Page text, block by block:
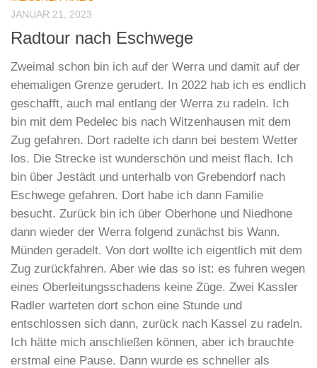
JANUAR 21, 2023
Radtour nach Eschwege
Zweimal schon bin ich auf der Werra und damit auf der
ehemaligen Grenze gerudert. In 2022 hab ich es endlich
geschafft, auch mal entlang der Werra zu radeln. Ich
bin mit dem Pedelec bis nach Witzenhausen mit dem
Zug gefahren. Dort radelte ich dann bei bestem Wetter
los. Die Strecke ist wunderschön und meist flach. Ich
bin über Jestädt und unterhalb von Grebendorf nach
Eschwege gefahren. Dort habe ich dann Familie
besucht. Zurück bin ich über Oberhone und Niedhone
dann wieder der Werra folgend zunächst bis Wann.
Münden geradelt. Von dort wollte ich eigentlich mit dem
Zug zurückfahren. Aber wie das so ist: es fuhren wegen
eines Oberleitungsschadens keine Züge. Zwei Kassler
Radler warteten dort schon eine Stunde und
entschlossen sich dann, zurück nach Kassel zu radeln.
Ich hätte mich anschließen können, aber ich brauchte
erstmal eine Pause. Dann wurde es schneller als